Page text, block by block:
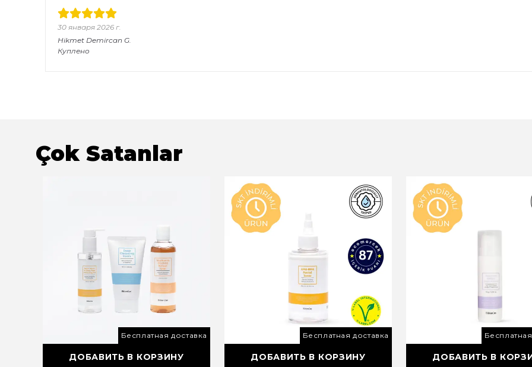
30 января 2026 г.
Hikmet Demircan G.
Куплено
Çok Satanlar
Бесплатная доставка
ДОБАВИТЬ В КОРЗИНУ
Бесплатная доставка
ДОБАВИТЬ В КОРЗИНУ ДОБАВИТЬ В